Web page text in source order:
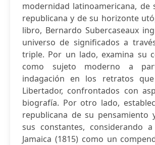
modernidad latinoamericana, de
republicana y de su horizonte
libro, Bernardo Subercaseaux
universo de significados a
triple. Por un lado, examina su
como sujeto moderno a
indagación en los retratos
Libertador, confrontados con
biografía. Por otro lado,
republicana de su pensamiento
sus constantes, considerando
Jamaica (1815) como un